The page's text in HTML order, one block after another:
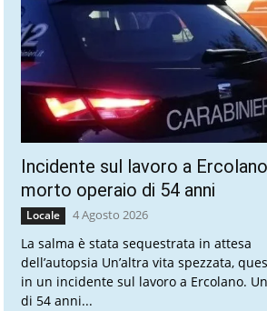
Incidente sul lavoro a
morto operaio di 54 anni
Locale 4 Agosto 2026
La salma è stata sequestrata in attesa
dell’autopsia Un’altra vita spezzata,
in un incidente sul lavoro a Ercolano.
di 54 anni...